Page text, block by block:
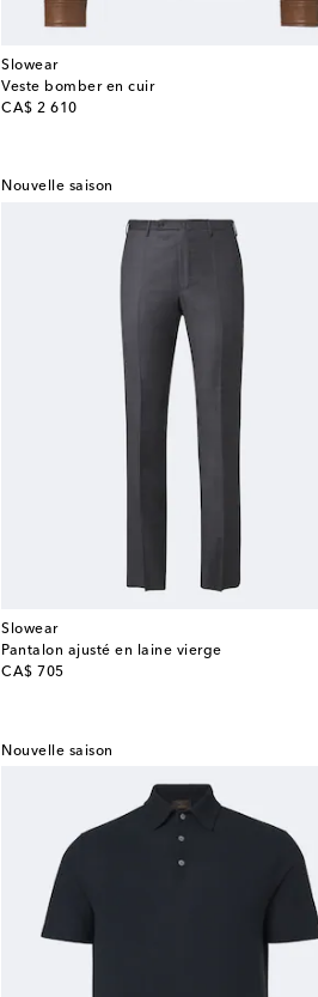
Slowear
Veste bomber en cuir
CA$ 2 610
original price
Nouvelle saison
Slowear
Pantalon ajusté en laine vierge
CA$ 705
original price
Nouvelle saison